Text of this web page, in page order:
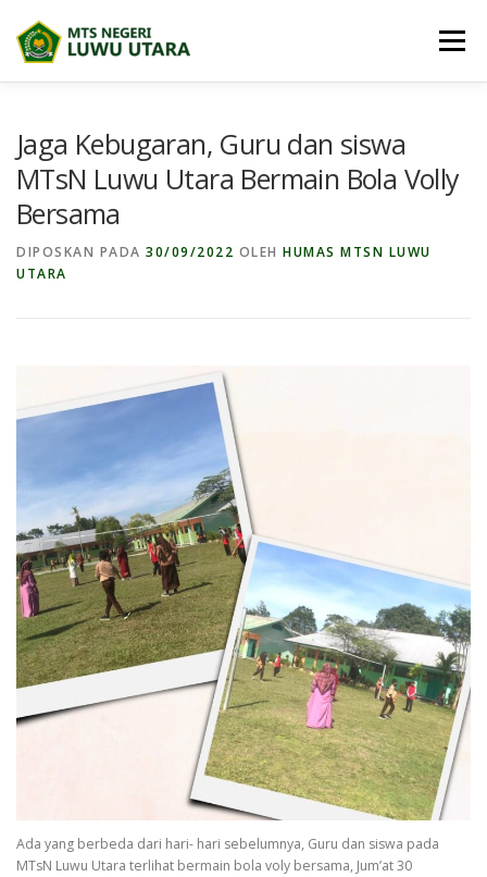
konten
Menu
Jaga Kebugaran, Guru dan siswa
MTsN Luwu Utara Bermain Bola Volly
Bersama
DIPOSKAN PADA 30/09/2022 OLEH HUMAS MTSN LUWU
UTARA
Ada yang berbeda dari hari- hari sebelumnya, Guru dan siswa pada
MTsN Luwu Utara terlihat bermain bola voly bersama, Jum’at 30